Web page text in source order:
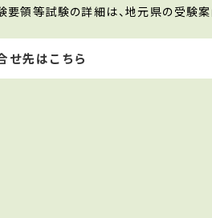
領等試験の詳細は、地元県の受験案
せ先はこちら